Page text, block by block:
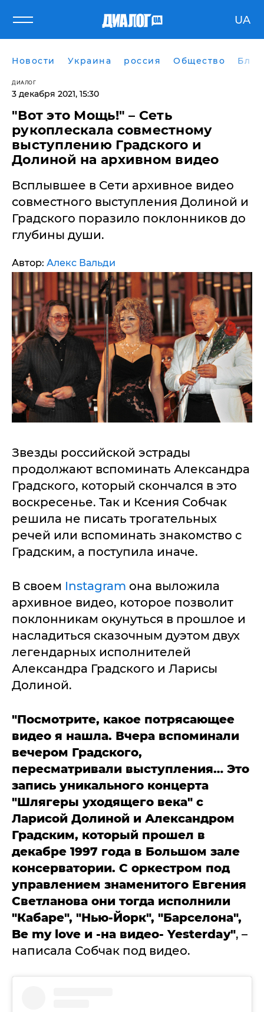
UA
Новости Украина россия Общество
ДИАЛОГ
3 декабря 2021, 15:30
"Вот это Мощь!" – Сеть
рукоплескала совместному
выступлению Градского и
Долиной на архивном видео
Всплывшее в Сети архивное видео
совместного выступления Долиной и
Градского поразило поклонников до
глубины души.
Автор: Алекс Вальди
Звезды российской эстрады
продолжают вспоминать Александра
Градского, который скончался в это
воскресенье. Так и Ксения Собчак
решила не писать трогательных
речей или вспоминать знакомство с
Градским, а поступила иначе.
В своем Instagram она выложила
архивное видео, которое позволит
поклонникам окунуться в прошлое и
насладиться сказочным дуэтом двух
легендарных исполнителей
Александра Градского и Ларисы
Долиной.
"Посмотрите, какое потрясающее
видео я нашла. Вчера вспоминали
вечером Градского,
пересматривали выступления… Это
запись уникального концерта
"Шлягеры уходящего века" с
Ларисой Долиной и Александром
Градским, который прошел в
декабре 1997 года в Большом зале
консерватории. С оркестром под
управлением знаменитого Евгения
Светланова они тогда исполнили
"Кабаре", "Нью-Йорк", "Барселона",
Be my love и -на видео- Yesterday", –
написала Собчак под видео.